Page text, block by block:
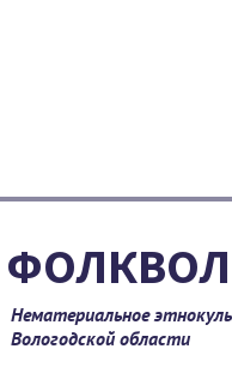
Нематериальное
Вологодской области